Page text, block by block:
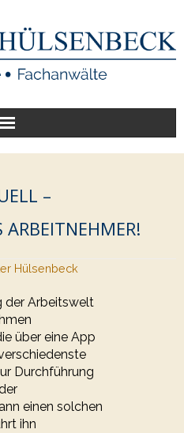
–
ARBEITNEHMER!
Hülsenbeck
der Arbeitswelt
über eine App
Durchführung
einen solchen
ihn